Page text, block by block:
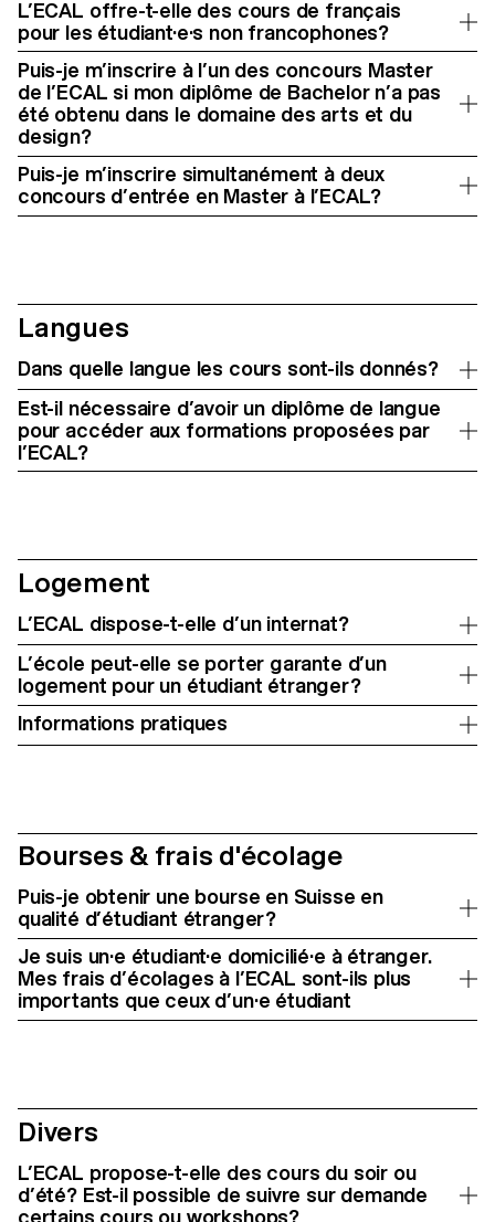
L’ECAL offre-t-elle des cours de français
pour les étudiant·e·s non francophones?
Puis-je m’inscrire à l’un des concours Master
de l’ECAL si mon diplôme de Bachelor n’a pas
été obtenu dans le domaine des arts et du
design?
Puis-je m’inscrire simultanément à deux
concours d’entrée en Master à l’ECAL?
Langues
Dans quelle langue les cours sont-ils donnés?
Est-il nécessaire d’avoir un diplôme de langue
pour accéder aux formations proposées par
l’ECAL?
Logement
L’ECAL dispose-t-elle d’un internat?
L’école peut-elle se porter garante d’un
logement pour un étudiant étranger?
Informations pratiques
Bourses & frais d'écolage
Puis-je obtenir une bourse en Suisse en
qualité d’étudiant étranger?
Je suis un·e étudiant·e domicilié·e à étranger.
Mes frais d’écolages à l’ECAL sont-ils plus
importants que ceux d’un·e étudiant
Divers
L’ECAL propose-t-elle des cours du soir ou
d’été? Est-il possible de suivre sur demande
certains cours ou workshops?